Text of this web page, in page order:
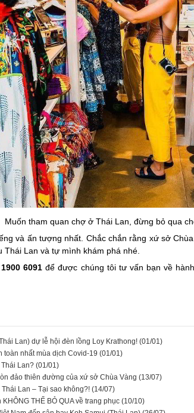
Muốn tham quan chợ ở Thái Lan, đừng bỏ qua
và ấn tượng nhất. Chắc chắn rằng xứ sở
Lan và tự mình khám phá nhé.
1900 6091để được chúng tôi tư vấn bạn về
Lan) dự lễ hội đèn lồng Loy Krathong! (01/01)
nhất mùa dịch Covid-19 (01/01)
Lan? (01/01)
đảo thiên đường của xứ sở Chùa Vàng (13/07)
Lan – Tại sao không?! (14/07)
THỂ BỎ QUA về trang phục (10/10)